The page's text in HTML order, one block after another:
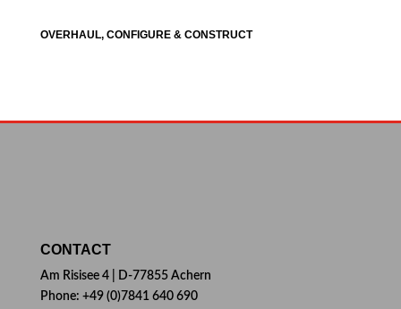
OVERHAUL, CONFIGURE & CONSTRUCT
CONTACT
Am Risisee 4 | D-77855 Achern
Phone: +49 (0)7841 640 690